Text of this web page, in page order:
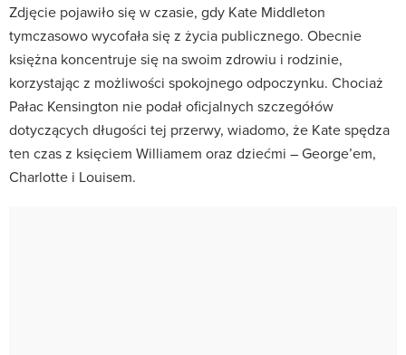
Zdjęcie pojawiło się w czasie, gdy Kate Middleton
tymczasowo wycofała się z życia publicznego. Obecnie
księżna koncentruje się na swoim zdrowiu i rodzinie,
korzystając z możliwości spokojnego odpoczynku. Chociaż
Pałac Kensington nie podał oficjalnych szczegółów
dotyczących długości tej przerwy, wiadomo, że Kate spędza
ten czas z księciem Williamem oraz dziećmi – George’em,
Charlotte i Louisem.